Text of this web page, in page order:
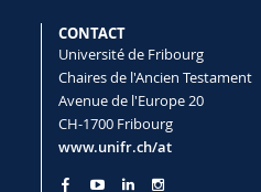
CONTACT
Université de Fribourg
Chaires de l'Ancien Testament
Avenue de l'Europe 20
CH-1700 Fribourg
www.unifr.ch/at